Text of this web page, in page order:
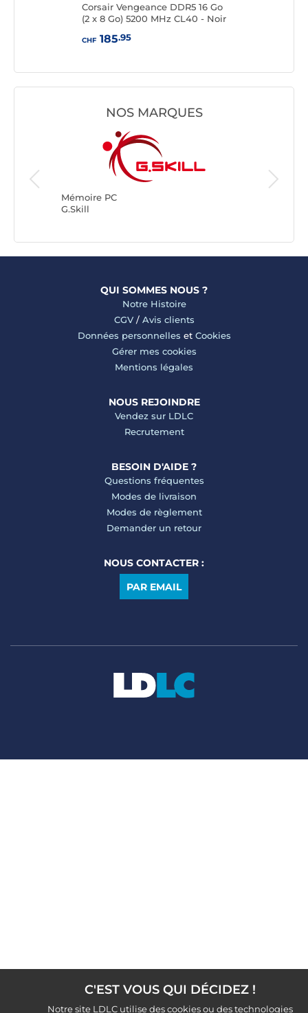
Corsair Vengeance DDR5 16 Go
(2 x 8 Go) 5200 MHz CL40 - Noir
CHF185.95
NOS MARQUES
Mémoire PC
G.Skill
Kingston
QUI SOMMES NOUS ?
Notre Histoire
CGV/ Avis clients
Données personnelles et Cookies
Gérer mes cookies
Mentions légales
NOUS REJOINDRE
Vendez sur LDLC
Recrutement
BESOIN D'AIDE ?
Questions fréquentes
Modes de livraison
Modes de règlement
Demander un retour
NOUS CONTACTER :
PAR EMAIL
C'EST VOUS QUI DÉCIDEZ !
Notre site LDLC utilise des cookies ou des technologies